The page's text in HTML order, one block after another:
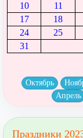
10
11
17
18
24
25
31
Октябрь
Апрель
Праздники